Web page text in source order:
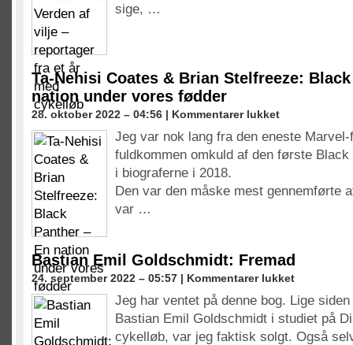
år
sige, …
Ta-Nehisi Coates & Brian Stelfreeze:
nation under vores fødder
28. oktober 2022 – 04:56 | Kommentarer lukkettil
Nehisi
Coates
Stelfreeze:
nation
under
vores
fødder
Jeg var nok lang fra den eneste
fuldkommen omkuld af den første
i biograferne i 2018.
Den var den måske mest gennemførte
var …
Bastian Emil Goldschmidt: Fremad
24. september 2022 – 05:57 | Kommentarer lukkettil
Emil
Goldschmidt:
Fremad
Jeg har ventet på denne bog. Lige
Bastian Emil Goldschmidt i studiet på
cykelløb, var jeg faktisk solgt. Også